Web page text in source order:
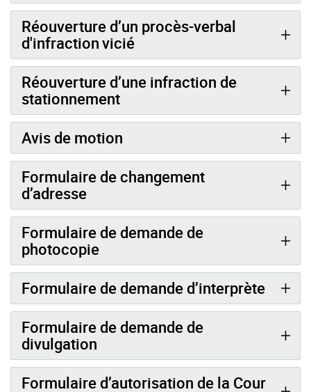
Réouverture d’un procès-verbal
d'infraction vicié
Réouverture d’une infraction de
stationnement
Avis de motion
Formulaire de changement
d’adresse
Formulaire de demande de
photocopie
Formulaire de demande d’interprète
Formulaire de demande de
divulgation
Formulaire d’autorisation de la Cour